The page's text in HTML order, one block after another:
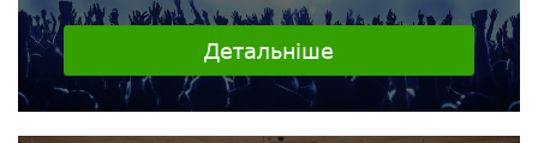
Детальніше